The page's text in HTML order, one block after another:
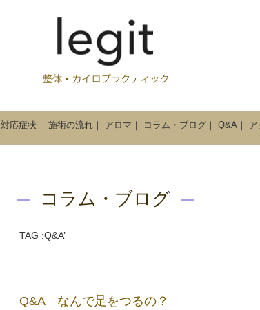
対応症状 ｜ 施術の流れ ｜ アロマ ｜ コラム・ブログ ｜ Q&A ｜ ア
コラム・ブログ
TAG :Q&A’
Q&A なんで足をつるの？